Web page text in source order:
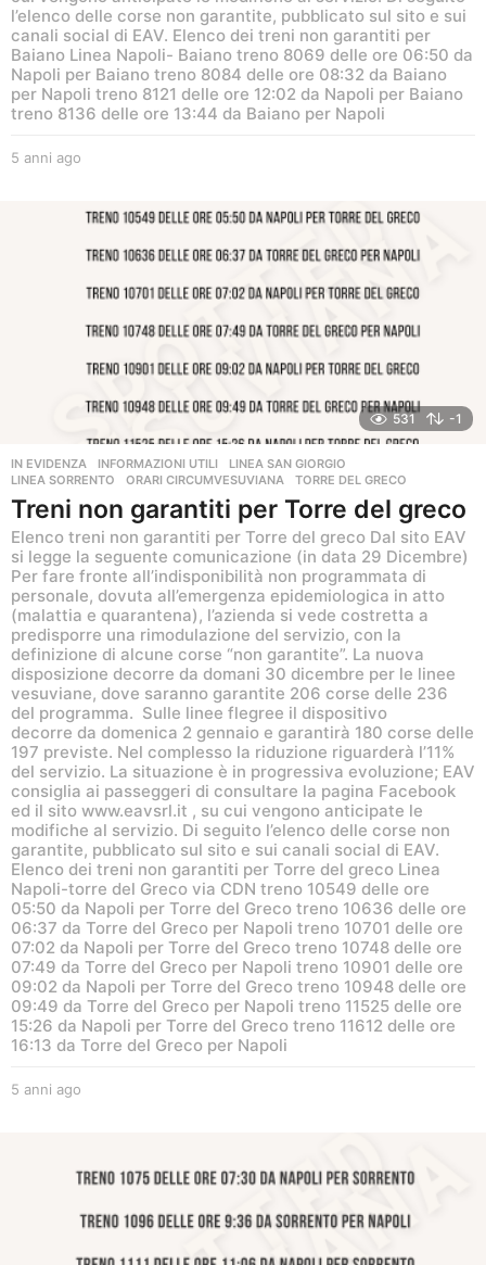
l’elenco delle corse non garantite, pubblicato sul sito e sui
canali social di EAV. Elenco dei treni non garantiti per
Baiano Linea Napoli- Baiano treno 8069 delle ore 06:50 da
Napoli per Baiano treno 8084 delle ore 08:32 da Baiano
per Napoli treno 8121 delle ore 12:02 da Napoli per Baiano
treno 8136 delle ore 13:44 da Baiano per Napoli
5 anni ago
n
a
o
531 -1
IN EVIDENZA ,INFORMAZIONI UTILI ,LINEA SAN GIORGIO
LINEA SORRENTO
,ORARI CIRCUMVESUVIANA TORRE DEL GRECO
Treni non garantiti per Torre del greco
Elenco treni non garantiti per Torre del greco Dal sito EAV
si legge la seguente comunicazione (in data 29 Dicembre)
Per fare fronte all’indisponibilità non programmata di
personale, dovuta all’emergenza epidemiologica in atto
(malattia e quarantena), l’azienda si vede costretta a
predisporre una rimodulazione del servizio, con la
definizione di alcune corse “non garantite”. La nuova
disposizione decorre da domani 30 dicembre per le linee
vesuviane, dove saranno garantite 206 corse delle 236
del programma. Sulle linee flegree il dispositivo
decorre da domenica 2 gennaio e garantirà 180 corse delle
197 previste. Nel complesso la riduzione riguarderà l’11%
del servizio. La situazione è in progressiva evoluzione; EAV
consiglia ai passeggeri di consultare la pagina Facebook
ed il sito www.eavsrl.it , su cui vengono anticipate le
modifiche al servizio. Di seguito l’elenco delle corse non
garantite, pubblicato sul sito e sui canali social di EAV.
Elenco dei treni non garantiti per Torre del greco Linea
Napoli-torre del Greco via CDN treno 10549 delle ore
05:50 da Napoli per Torre del Greco treno 10636 delle ore
06:37 da Torre del Greco per Napoli treno 10701 delle ore
07:02 da Napoli per Torre del Greco treno 10748 delle ore
07:49 da Torre del Greco per Napoli treno 10901 delle ore
09:02 da Napoli per Torre del Greco treno 10948 delle ore
09:49 da Torre del Greco per Napoli treno 11525 delle ore
15:26 da Napoli per Torre del Greco treno 11612 delle ore
16:13 da Torre del Greco per Napoli
5 anni ago
i
g
o